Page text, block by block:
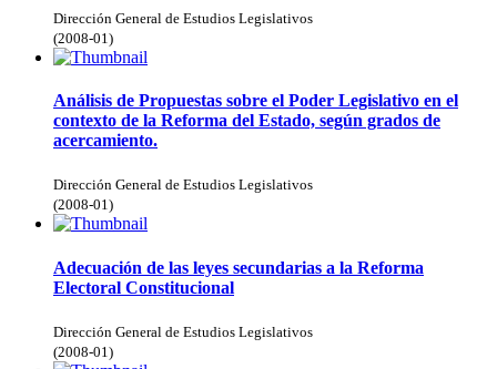
Dirección General de Estudios Legislativos
(2008-01 )
Análisis de Propuestas sobre el Poder Legislativo en el
contexto de la Reforma del Estado, según grados de
acercamiento.
Dirección General de Estudios Legislativos
(2008-01)
Adecuación de las leyes secundarias a la Reforma
Electoral Constitucional
Dirección General de Estudios Legislativos
(2008-01 )